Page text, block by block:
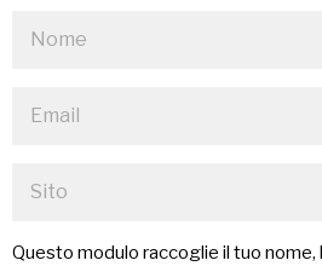
Questo modulo raccoglie il tuo nome,